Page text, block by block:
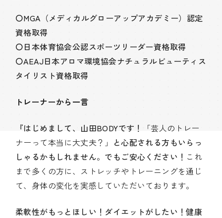
〇MGA（メディカルグローアップアカデミー）認定
資格取得
〇日本体育協会公認スポーツリーダー資格取得
〇AEAJ日本アロマ環境協会ナチュラルビューティス
タイリスト資格取得
トレーナーから一言
『はじめまして、山田BODYです！
「芸人のトレー
ナーって本当に大丈夫？」 と心配される方もいらっ
しゃるかもしれません。でもご安心ください！ これ
まで多くの方に、ストレッチやトレーニングを通じ
て、身体の変化を実感していただいております。
柔軟性がもっとほしい！ダイエットがしたい！健康